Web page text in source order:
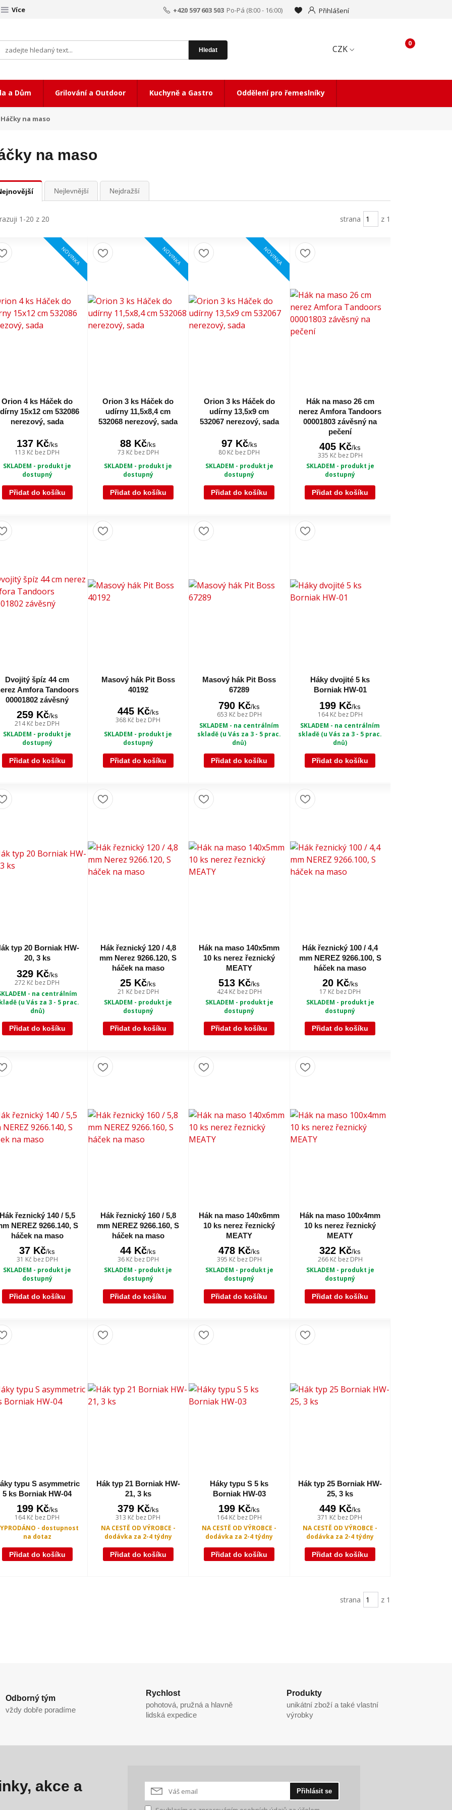
Více
CZK
Přihlášení
Hledat
+420 597 603 503 Po-Pá (8:00 - 16:00)
0
a Dům Grilování a Outdoor Kuchyně a Gastro Oddělení pro řemeslníky
na maso
na maso
Nejlevnější Nejdražší
1-20 z 20 strana z 1
NOVINKA
Orion 4 ks Háček do
15x12 cm 532086
nerezový, sada
137 Kč/ks
113 Kč bez DPH
SKLADEM - produkt je
dostupný
Přidat do košíku
NOVINKA
Orion 3 ks Háček do
udírny 11,5x8,4 cm
532068 nerezový, sada
88 Kč/ks
73 Kč bez DPH
SKLADEM - produkt je
dostupný
Přidat do košíku
NOVINKA
Orion 3 ks Háček do
udírny 13,5x9 cm
532067 nerezový, sada
97 Kč/ks
80 Kč bez DPH
SKLADEM - produkt je
dostupný
Přidat do košíku
Hák na maso 26 cm
nerez Amfora Tandoors
00001803 závěsný na
pečení
405 Kč/ks
335 Kč bez DPH
SKLADEM - produkt je
dostupný
Přidat do košíku
Dvojitý špíz 44 cm
Amfora Tandoors
00001802 závěsný
259 Kč/ks
214 Kč bez DPH
SKLADEM - produkt je
dostupný
Přidat do košíku
Masový hák Pit Boss
40192
445 Kč/ks
368 Kč bez DPH
SKLADEM - produkt je
dostupný
Přidat do košíku
Masový hák Pit Boss
67289
790 Kč/ks
653 Kč bez DPH
SKLADEM - na centrálním
skladě (u Vás za 3 - 5 prac.
dnů)
Přidat do košíku
Háky dvojité 5 ks
Borniak HW-01
199 Kč/ks
164 Kč bez DPH
SKLADEM - na centrálním
skladě (u Vás za 3 - 5 prac.
dnů)
Přidat do košíku
typ 20 Borniak HW-
20, 3 ks
329 Kč/ks
272 Kč bez DPH
- na centrálním
(u Vás za 3 - 5 prac.
dnů)
Přidat do košíku
Hák řeznický 120 / 4,8
mm Nerez 9266.120, S
háček na maso
25 Kč/ks
21 Kč bez DPH
SKLADEM - produkt je
dostupný
Přidat do košíku
Hák na maso 140x5mm
10 ks nerez řeznický
MEATY
513 Kč/ks
424 Kč bez DPH
SKLADEM - produkt je
dostupný
Přidat do košíku
Hák řeznický 100 / 4,4
mm NEREZ 9266.100, S
háček na maso
20 Kč/ks
17 Kč bez DPH
SKLADEM - produkt je
dostupný
Přidat do košíku
řeznický 140 / 5,5
NEREZ 9266.140, S
háček na maso
37 Kč/ks
31 Kč bez DPH
SKLADEM - produkt je
dostupný
Přidat do košíku
Hák řeznický 160 / 5,8
mm NEREZ 9266.160, S
háček na maso
44 Kč/ks
36 Kč bez DPH
SKLADEM - produkt je
dostupný
Přidat do košíku
Hák na maso 140x6mm
10 ks nerez řeznický
MEATY
478 Kč/ks
395 Kč bez DPH
SKLADEM - produkt je
dostupný
Přidat do košíku
Hák na maso 100x4mm
10 ks nerez řeznický
MEATY
322 Kč/ks
266 Kč bez DPH
SKLADEM - produkt je
dostupný
Přidat do košíku
typu S asymmetric
5 ks Borniak HW-04
199 Kč/ks
164 Kč bez DPH
- dostupnost
na dotaz
Přidat do košíku
Hák typ 21 Borniak HW-
21, 3 ks
379 Kč/ks
313 Kč bez DPH
NA CESTĚ OD VÝROBCE -
dodávka za 2-4 týdny
Přidat do košíku
Háky typu S 5 ks
Borniak HW-03
199 Kč/ks
164 Kč bez DPH
NA CESTĚ OD VÝROBCE -
dodávka za 2-4 týdny
Přidat do košíku
Hák typ 25 Borniak HW-
25, 3 ks
449 Kč/ks
371 Kč bez DPH
NA CESTĚ OD VÝROBCE -
dodávka za 2-4 týdny
Přidat do košíku
strana z 1
Odborný tým
vždy dobře poradíme
Rychlost
pohotová, pružná a hlavně
lidská expedice
Produkty
unikátní zboží a také vlastní
výrobky
akce a Přihlásit se